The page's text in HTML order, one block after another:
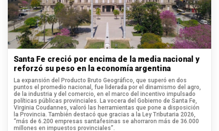
Santa Fe creció por encima de la media nacional y
reforzó su peso en la economía argentina
La expansión del Producto Bruto Geográfico, que superó en dos
puntos el promedio nacional, fue liderada por el dinamismo del agro,
de la industria y del comercio, en el marco del incentivo impulsado
políticas públicas provinciales. La vocera del Gobierno de Santa Fe,
Virginia Coudannes, valoró las herramientas que pone a disposición
la Provincia. También destacó que gracias a la Ley Tributaria 2026,
“más de 6.200 empresas santafesinas se ahorraron más de 36.000
millones en impuestos provinciales”.